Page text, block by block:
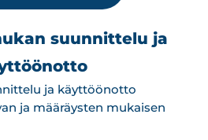
suunnittelu ja
ja käyttöönotto
ja määräysten mukaisen